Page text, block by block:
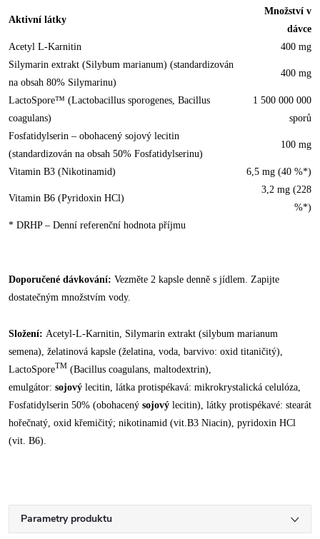
Aktivní látky
Množství v
dávce
Acetyl L-Karnitin
400 mg
Silymarin extrakt (Silybum marianum) (standardizován
na obsah 80% Silymarinu)
400 mg
LactoSpore™ (Lactobacillus sporogenes, Bacillus
coagulans)
1 500 000 000
sporů
Fosfatidylserin – obohacený sojový lecitin
(standardizován na obsah 50% Fosfatidylserinu)
100 mg
Vitamin B3 (Nikotinamid) 6,5 mg (40 %*)
Vitamin B6 (Pyridoxin HCl)
3,2 mg (228
%*)
* DRHP – Denní referenční hodnota příjmu
Doporučené dávkování: Vezměte 2 kapsle denně s jídlem. Zapijte
dostatečným množstvím vody.
Složení: Acetyl-L-Karnitin, Silymarin extrakt (silybum marianum
semena), želatinová kapsle (želatina, voda, barvivo: oxid titaničitý),
LactoSporeTM (Bacillus coagulans, maltodextrin),
emulgátor: sojový lecitin, látka protispékavá: mikrokrystalická celulóza,
Fosfatidylserin 50% (obohacený sojový lecitin), látky protispékavé: stearát
hořečnatý, oxid křemičitý; nikotinamid (vit.B3 Niacin), pyridoxin HCl
(vit. B6).
Parametry produktu